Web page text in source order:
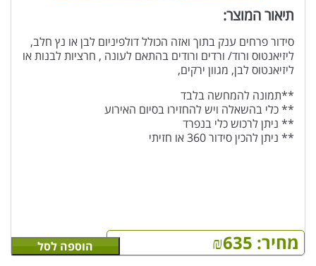
תיאור המוצר:
סידור פרחים ענק בתוך ואזה הכולל דולפיניום לבן או נץ חלב,
ליזיאנטוס ורוד/ ורדים ורודים בהתאם לעונה , חרציות לבנות או
ליזיאנטוס לבן, מגוון ירקים,
**תמונה להמחשה בלבד
** כלי בהשאלה ויש להחזירו בסיום האירוע
** ניתן לרכוש כלי בנפרד
** ניתן להכין סידור 360 או חזיתי
מחיר: ₪635 הוספה לסל